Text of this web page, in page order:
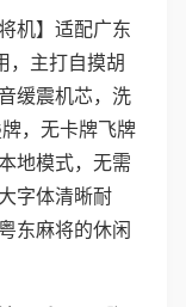
机】适配广东
，主打自摸胡
缓震机芯，洗
，无卡牌飞牌
地模式，无需
字体清晰耐
东麻将的休闲